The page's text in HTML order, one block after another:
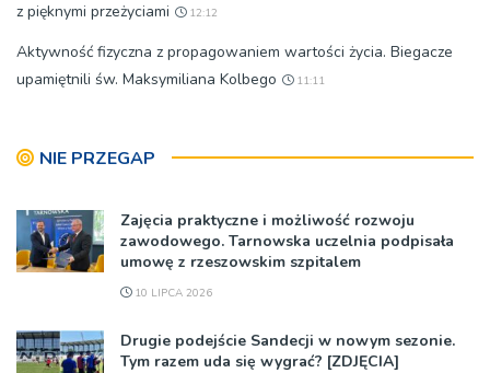
z pięknymi przeżyciami
12:12
Aktywność fizyczna z propagowaniem wartości życia. Biegacze
upamiętnili św. Maksymiliana Kolbego
11:11
NIE PRZEGAP
Zajęcia praktyczne i możliwość rozwoju
zawodowego. Tarnowska uczelnia podpisała
umowę z rzeszowskim szpitalem
10 LIPCA 2026
Drugie podejście Sandecji w nowym sezonie.
Tym razem uda się wygrać? [ZDJĘCIA]